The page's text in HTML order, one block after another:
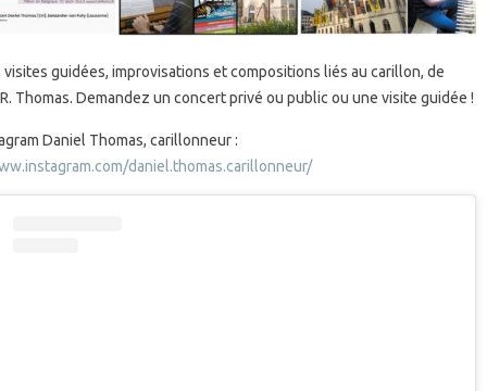
visites guidées, improvisations et compositions liés au carillon, de
Thomas. Demandez un concert privé ou public ou une visite guidée !
Daniel Thomas, carillonneur :
daniel.thomas.carillonneur/